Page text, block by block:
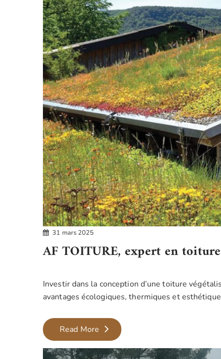
31 mars 2025
AF TOITURE, expert en
Investir dans la conception d’une toiture
avantages écologiques, thermiques et
Read MoreAF
TOITURE,
expert